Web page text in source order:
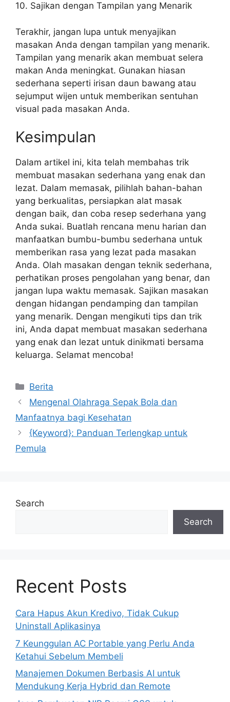
10. Sajikan dengan Tampilan yang Menarik
Terakhir, jangan lupa untuk menyajikan
masakan Anda dengan tampilan yang menarik.
Tampilan yang menarik akan membuat selera
makan Anda meningkat. Gunakan hiasan
sederhana seperti irisan daun bawang atau
sejumput wijen untuk memberikan sentuhan
visual pada masakan Anda.
Kesimpulan
Dalam artikel ini, kita telah membahas trik
membuat masakan sederhana yang enak dan
lezat. Dalam memasak, pilihlah bahan-bahan
yang berkualitas, persiapkan alat masak
dengan baik, dan coba resep sederhana yang
Anda sukai. Buatlah rencana menu harian dan
manfaatkan bumbu-bumbu sederhana untuk
memberikan rasa yang lezat pada masakan
Anda. Olah masakan dengan teknik sederhana,
perhatikan proses pengolahan yang benar, dan
jangan lupa waktu memasak. Sajikan masakan
dengan hidangan pendamping dan tampilan
yang menarik. Dengan mengikuti tips dan trik
ini, Anda dapat membuat masakan sederhana
yang enak dan lezat untuk dinikmati bersama
keluarga. Selamat mencoba!
Categories
Berita
Mengenal Olahraga Sepak Bola dan
Manfaatnya bagi Kesehatan
{Keyword}: Panduan Terlengkap untuk
Pemula
Search
Search
Recent Posts
Cara Hapus Akun Kredivo, Tidak Cukup
Uninstall Aplikasinya
7 Keunggulan AC Portable yang Perlu Anda
Ketahui Sebelum Membeli
Manajemen Dokumen Berbasis AI untuk
Mendukung Kerja Hybrid dan Remote